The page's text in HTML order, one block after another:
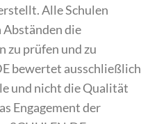
Alle Schulen
Abständen die
zu prüfen und zu
bewertet ausschließlich
und nicht die Qualität
Engagement der